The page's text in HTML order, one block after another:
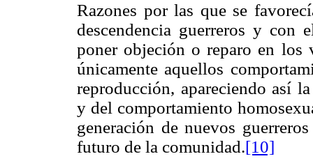
Razones por las que se
descendencia guerreros y
poner objeción o reparo en los
únicamente aquellos
reproducción, apareciendo así
y del comportamiento
generación de nuevos
futuro de la comunidad.[10]